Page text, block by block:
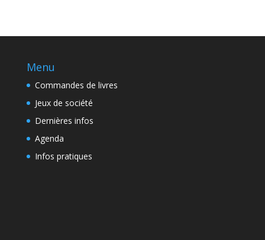
Menu
Commandes de livres
Jeux de société
Dernières infos
Agenda
Infos pratiques